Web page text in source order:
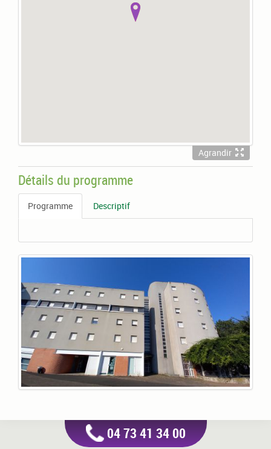
Agrandir
Détails du programme
Programme Descriptif
04 73 41 34 00